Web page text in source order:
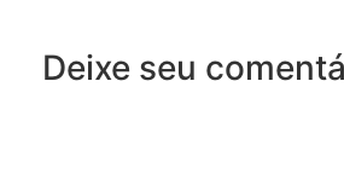
Deixe seu